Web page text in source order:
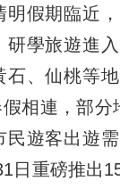
假期臨近，
研學旅遊進
石、仙桃等
相連，部分
民遊客出遊
日重磅推出